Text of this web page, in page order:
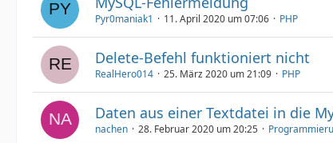
Pyr0maniak1 11. April 2020 um 07:06 PHP
Delete-Befehl funktioniert nicht
RealHero014 25. März 2020 um 21:09 PHP
Daten aus einer Textdatei in die
nachen 28. Februar 2020 um 20:25